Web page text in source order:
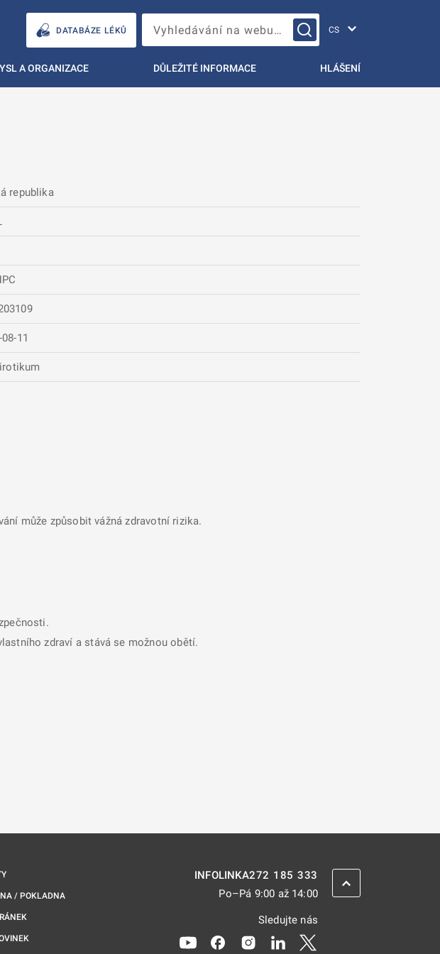
DATABÁZE LÉKŮ Vyhledávání na webu…
A ORGANIZACE DŮLEŽITÉ INFORMACE HLÁŠENÍ
republika
11
může způsobit vážná zdravotní rizika.
zdraví a stává se možnou obětí.
/ POKLADNA
INFOLINKA272 185 333
Po–Pá 9:00 až 14:00
Sledujte nás
Odkaz se otevře na nové kartě
Odkaz se otevře na nové kartě
Odkaz se otevře na nové kartě
Odkaz se otevře na nové
ZPĚT NAHORU